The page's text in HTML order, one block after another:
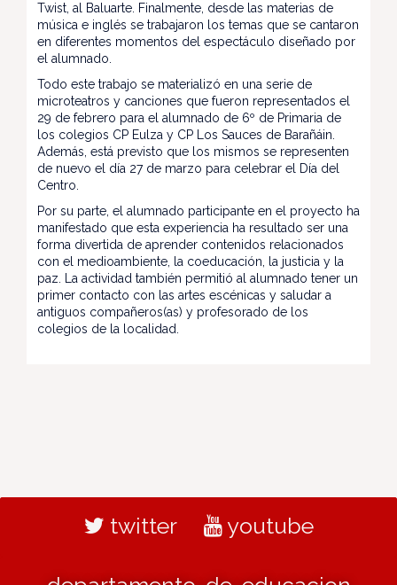
Twist, al Baluarte. Finalmente, desde las materias de
música e inglés se trabajaron los temas que se cantaron
en diferentes momentos del espectáculo diseñado por
el alumnado.
Todo este trabajo se materializó en una serie de
microteatros y canciones que fueron representados el
29 de febrero para el alumnado de 6º de Primaria de
los colegios CP Eulza y CP Los Sauces de Barañáin.
Además, está previsto que los mismos se representen
de nuevo el día 27 de marzo para celebrar el Día del
Centro.
Por su parte, el alumnado participante en el proyecto ha
manifestado que esta experiencia ha resultado ser una
forma divertida de aprender contenidos relacionados
con el medioambiente, la coeducación, la justicia y la
paz. La actividad también permitió al alumnado tener un
primer contacto con las artes escénicas y saludar a
antiguos compañeros(as) y profesorado de los
colegios de la localidad.
twitter youtube